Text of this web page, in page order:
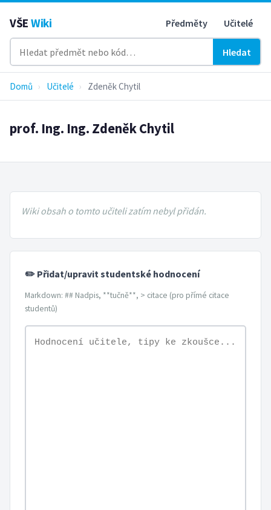
VŠE Wiki Předměty Učitelé
Hledat
Domů › Učitelé › Zdeněk Chytil
prof. Ing. Ing. Zdeněk Chytil
Wiki obsah o tomto učiteli zatím nebyl přidán.
✏️ Přidat/upravit studentské hodnocení
Markdown: ## Nadpis, **tučně**, > citace (pro přímé citace
studentů)